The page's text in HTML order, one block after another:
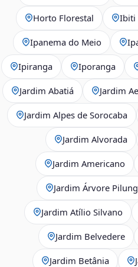
Horto Florestal Ibiti
Ipanema do Meio
Ipiranga Iporanga
Jardim Abatiá Jardim
Jardim Alpes de Sorocaba
Jardim Alvorada
Jardim Americano
Jardim Árvore
Jardim Atílio Silvano
Jardim Belvedere
Jardim Betânia